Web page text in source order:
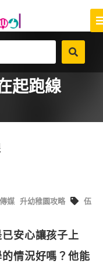
起跑線
媒 升幼稚園攻略
伍
安心讓孩子上
情況好嗎？他能